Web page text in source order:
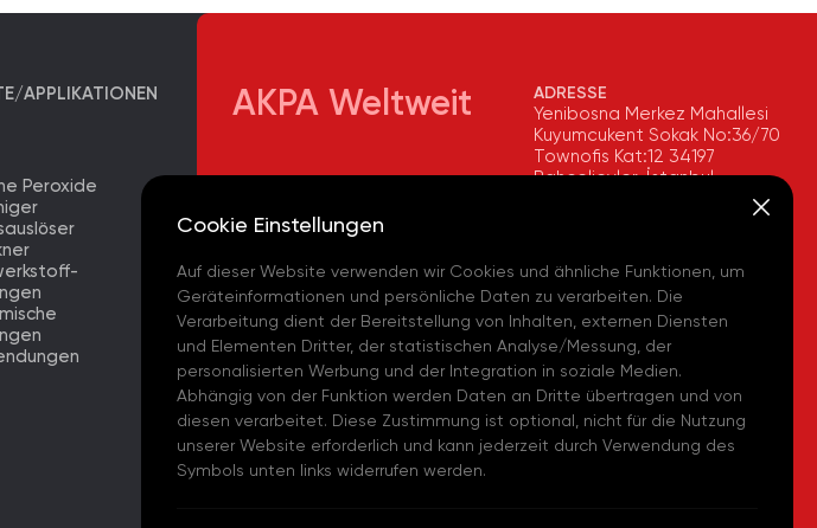
APPLIKATIONEN
Peroxide
AKPA Weltweit
Fabrika - (TR)
AKPA Kimya, Avrupa Lojistik
Merkezi - (TR)
AKPA Chemicals US - (USA)
AKPA Chemical Iberia, S. L.
ADRESSE
Yenibosna Merkez Mahallesi
Kuyumcukent Sokak No:36/70
Townofis Kat:12 34197
Bahçelievler, İstanbul,
FAX
+90 212 580 55 21
E-MAIL
info@akpakimya.com
WEBSITE
https://akpakimya.com/
Cookie Einstellungen
Auf dieser Website verwenden wir Cookies und ähnliche Funktionen, um
Geräteinformationen und persönliche Daten zu verarbeiten. Die
Verarbeitung dient der Bereitstellung von Inhalten, externen Diensten
und Elementen Dritter, der statistischen Analyse/Messung, der
personalisierten Werbung und der Integration in soziale Medien.
Abhängig von der Funktion werden Daten an Dritte übertragen und von
diesen verarbeitet. Diese Zustimmung ist optional, nicht für die Nutzung
unserer Website erforderlich und kann jederzeit durch Verwendung des
Symbols unten links widerrufen werden.